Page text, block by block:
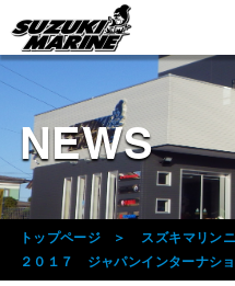
NEWS
トップページ
スズキマリン
２０１７ ジャパンインターナシ